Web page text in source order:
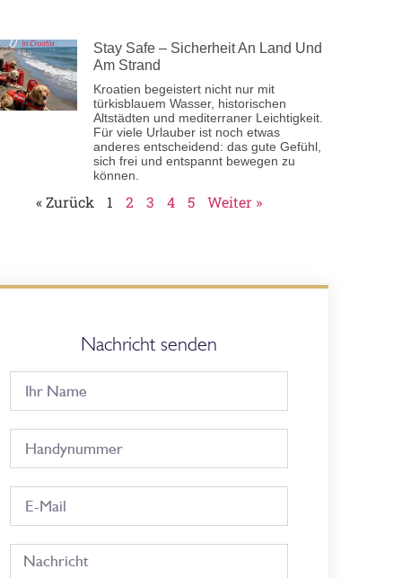
Stay Safe – Sicherheit An Land Und
Am Strand
Kroatien begeistert nicht nur mit
türkisblauem Wasser, historischen
Altstädten und mediterraner Leichtigkeit.
Für viele Urlauber ist noch etwas
anderes entscheidend: das gute Gefühl,
sich frei und entspannt bewegen zu
können.
« Zurück 1 2 3 4 5 Weiter »
Nachricht senden